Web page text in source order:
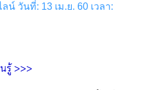
น์ วันที่: 13 เม.ย. 60 เวลา:
รู้ >>>